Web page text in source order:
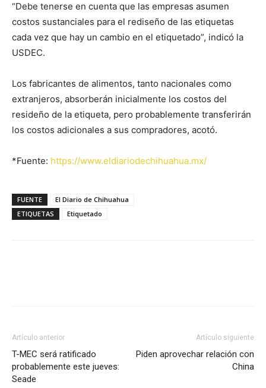
“Debe tenerse en cuenta que las empresas asumen
costos sustanciales para el rediseño de las etiquetas
cada vez que hay un cambio en el etiquetado”, indicó la
USDEC.
Los fabricantes de alimentos, tanto nacionales como
extranjeros, absorberán inicialmente los costos del
resideño de la etiqueta, pero probablemente transferirán
los costos adicionales a sus compradores, acotó.
*Fuente: https://www.eldiariodechihuahua.mx/
FUENTE
El Diario de Chihuahua
ETIQUETAS
Etiquetado
Artículo anterior
T-MEC será ratificado
probablemente este jueves:
Seade
Artículo siguiente
Piden aprovechar relación con
China